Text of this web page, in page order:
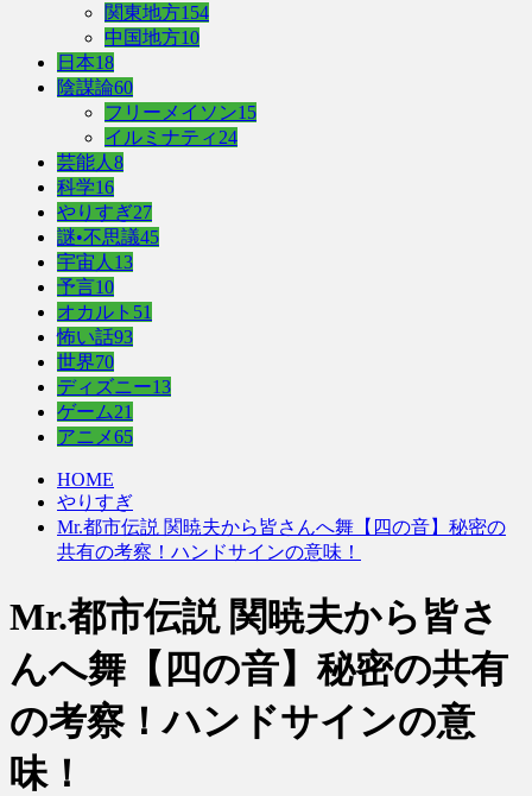
関東地方154
中国地方10
日本18
陰謀論60
フリーメイソン15
イルミナティ 24
芸能人 8
科学16
やりすぎ27
謎•不思議45
宇宙人 13
予言10
オカルト 51
怖い話93
世界70
ディズニー13
ゲーム21
アニメ65
HOME
やりすぎ
Mr.都市伝説 関暁夫から皆さんへ舞【四の音】秘密の
共有の考察！ハンドサインの意味！
Mr.都市伝説 関暁夫から皆さ
んへ舞【四の音】秘密の共有
の考察！ハンドサインの意
味！